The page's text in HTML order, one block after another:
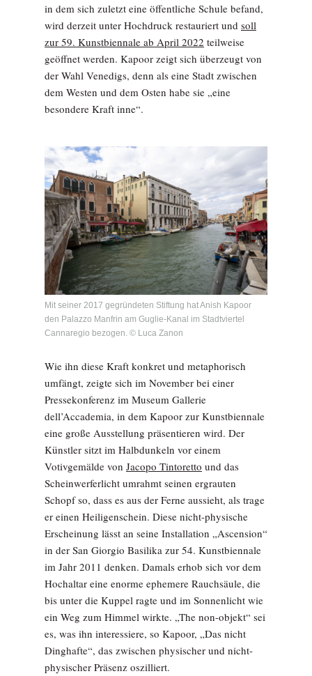
in dem sich zuletzt eine öffentliche Schule befand,
wird derzeit unter Hochdruck restauriert und soll
zur 59. Kunstbiennale ab April 2022 teilweise
geöffnet werden. Kapoor zeigt sich überzeugt von
der Wahl Venedigs, denn als eine Stadt zwischen
dem Westen und dem Osten habe sie „eine
besondere Kraft inne“.
Mit seiner 2017 gegründeten Stiftung hat Anish Kapoor
den Palazzo Manfrin am Guglie-Kanal im Stadtviertel
Cannaregio bezogen. © Luca Zanon
Wie ihn diese Kraft konkret und metaphorisch
umfängt, zeigte sich im November bei einer
Pressekonferenz im Museum Gallerie
dell’Accademia, in dem Kapoor zur Kunstbiennale
eine große Ausstellung präsentieren wird. Der
Künstler sitzt im Halbdunkeln vor einem
Votivgemälde von Jacopo Tintoretto und das
Scheinwerferlicht umrahmt seinen ergrauten
Schopf so, dass es aus der Ferne aussieht, als trage
er einen Heiligenschein. Diese nicht-physische
Erscheinung lässt an seine Installation „Ascension“
in der San Giorgio Basilika zur 54. Kunstbiennale
im Jahr 2011 denken. Damals erhob sich vor dem
Hochaltar eine enorme ephemere Rauchsäule, die
bis unter die Kuppel ragte und im Sonnenlicht wie
ein Weg zum Himmel wirkte. „The non-objekt“ sei
es, was ihn interessiere, so Kapoor, „Das nicht
Dinghafte“, das zwischen physischer und nicht-
physischer Präsenz oszilliert.